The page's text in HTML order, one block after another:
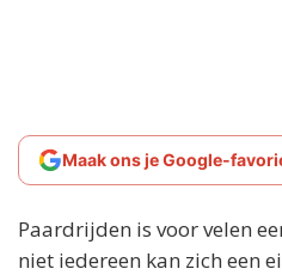
Maak ons je Google-
Paardrijden is voor velen
niet iedereen kan zich een